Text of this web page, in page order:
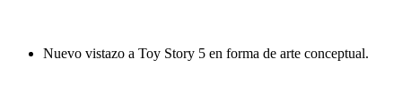
Nuevo vistazo a Toy Story 5 en forma de arte conceptual.